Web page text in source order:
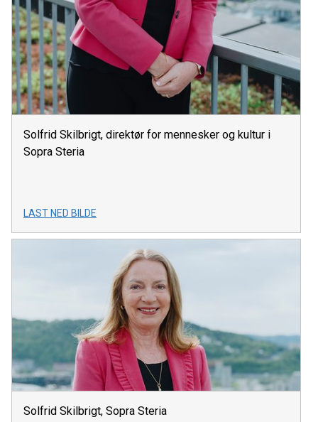
Solfrid Skilbrigt, direktør for mennesker og kultur i
Sopra Steria
LAST NED BILDE
Solfrid Skilbrigt, Sopra Steria